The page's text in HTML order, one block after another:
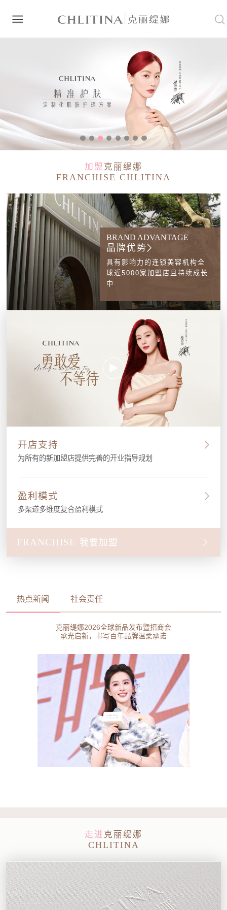
加盟 克丽缇娜
FRANCHISE CHLITINA
BRAND ADVANTAGE
品牌优势
具有影响力的连锁美容机构全
球近5000家加盟店且持续成长
中
开店支持
为所有的新加盟店提供完善的开业指导规划
盈利模式
多渠道多维度复合盈利模式
FRANCHISE 我要加盟
热点新闻 社会责任
克丽缇娜2026全球新品发布暨招商会
承光启新，书写百年品牌温柔承诺
走进 克丽缇娜
CHLITINA